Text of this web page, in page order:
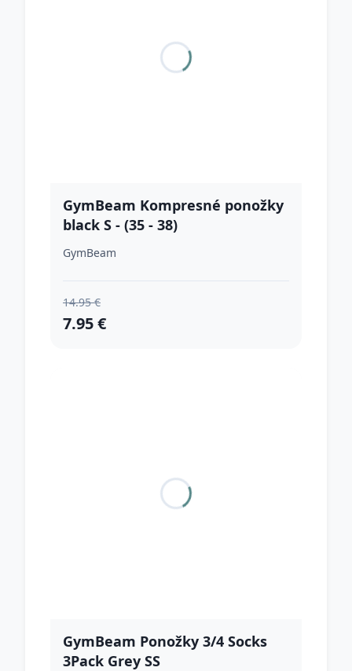
GymBeam Kompresné ponožky
black S - (35 - 38)
GymBeam
14.95 €
7.95 €
GymBeam Ponožky 3/4 Socks
3Pack Grey SS